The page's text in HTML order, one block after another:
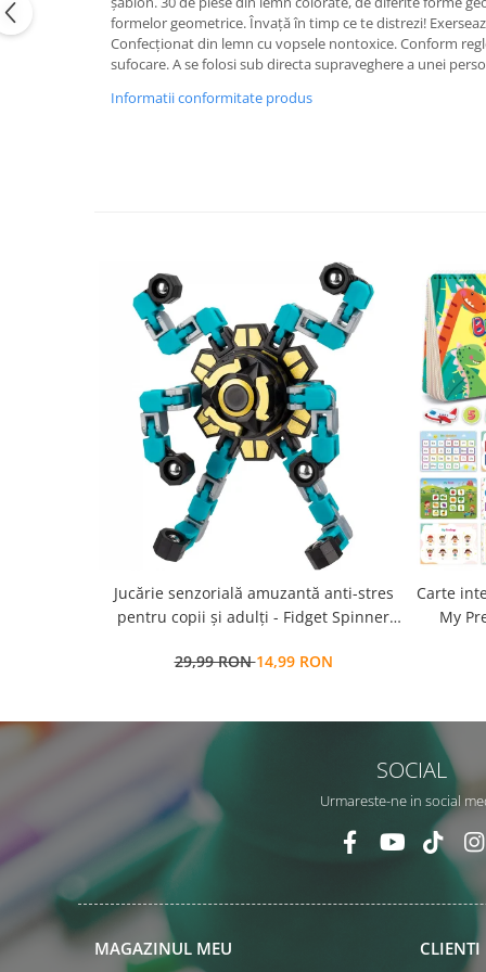
formelor geometrice. Învață în timp ce te distrezi!
Confecționat din lemn cu vopsele nontoxice. Conform
sufocare. A se folosi sub directa supraveghere a unei
Informatii conformitate produs
Jucărie senzorială amuzantă anti-stres
pentru copii și adulți - Fidget Spinner
29,99 RON14,99 RON
Carte
My
SOCIAL
Urmareste-ne in social
MAGAZINUL MEU CLIENTI